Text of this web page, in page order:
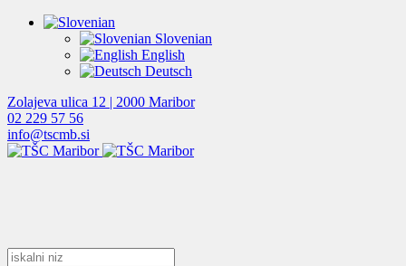
Slovenian
English
Deutsch
Zolajeva ulica 12 | 2000 Maribor
02 229 57 56
info@tscmb.si